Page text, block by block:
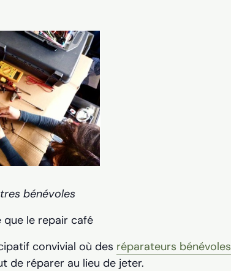
bénévoles
que le repair café
convivial où des réparateurs bénévoles
de réparer au lieu de jeter.